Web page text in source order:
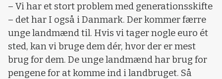
– Vi har et stort problem med generationsskifte
– det har I også i Danmark. Der kommer færre
unge landmænd til. Hvis vi tager nogle euro ét
sted, kan vi bruge dem dér, hvor der er mest
brug for dem. De unge landmænd har brug for
pengene for at komme ind i landbruget. Så